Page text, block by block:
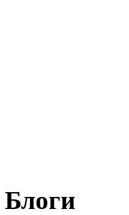
Блоги